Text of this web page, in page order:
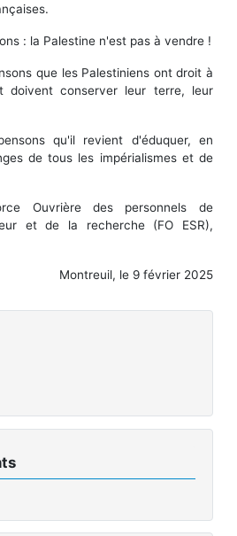
: la Palestine n'est pas à vendre !
que les Palestiniens ont droit à
doivent conserver leur terre, leur
qu'il revient d'éduquer, en
de tous les impérialismes et de
Ouvrière des personnels de
et de la recherche (FO ESR),
Montreuil, le 9 février 2025